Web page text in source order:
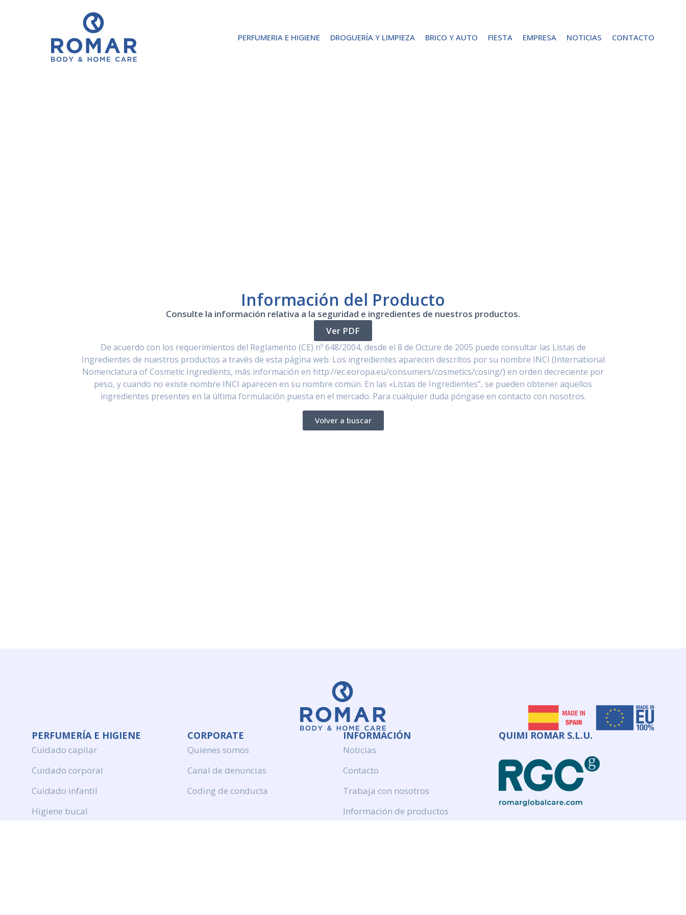
PERFUMERIA E HIGIENE DROGUERÍA Y LIMPIEZA BRICO Y AUTO FIESTA EMPRESA NOTICIAS CONTACTO
Información del Producto
Consulte la información relativa a la seguridad e ingredientes de nuestros productos.
Ver PDF
De acuerdo con los requerimientos del Reglamento (CE) nº 648/2004, desde el 8 de Octure de 2005 puede consultar las Listas de
Ingredientes de nuestros productos a través de esta página web. Los ingredientes aparecen descritos por su nombre INCI (International
Nomenclatura of Cosmetic Ingredients, más información en http://ec.eoropa.eu/consumers/cosmetics/cosing/) en orden decreciente por
peso, y cuando no existe nombre INCI aparecen en su nombre común. En las «Listas de Ingredientes”, se pueden obtener aquellos
ingredientes presentes en la última formulación puesta en el mercado. Para cualquier duda póngase en contacto con nosotros.
Volver a buscar
PERFUMERÍA E HIGIENE
Cuidado capilar
Cuidado corporal
Cuidado infantil
Higiene bucal
CORPORATE
Quienes somos
Canal de denuncias
Coding de conducta
INFORMACIÓN
Noticias
Contacto
Trabaja con nosotros
Información de productos
QUIMI ROMAR S.L.U.